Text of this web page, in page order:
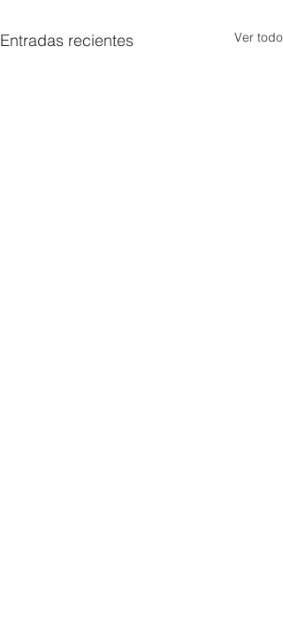
Entradas recientes Ver todo